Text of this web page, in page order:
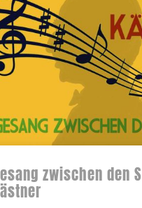
zwischen den